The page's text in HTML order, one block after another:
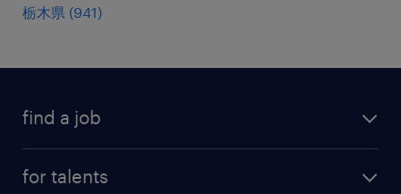
栃木県 (941)
find a job
for talents